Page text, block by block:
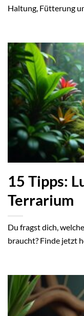
Haltung, Fütterung
15 Tipps:
Terrarium
Du fragst dich,
braucht? Finde jetzt